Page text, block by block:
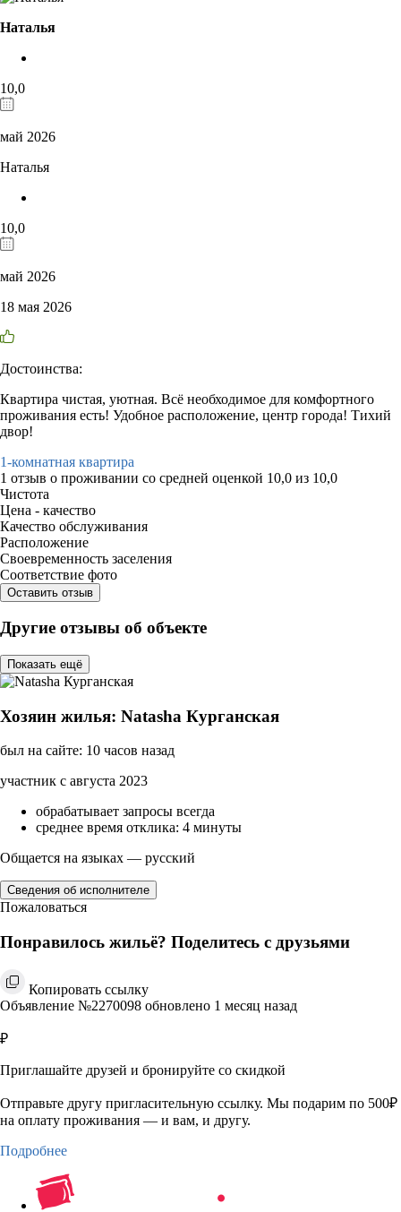
Наталья
10,0
май 2026
Наталья
10,0
май 2026
18 мая 2026
Достоинства:
Квартира чистая, уютная. Всё необходимое для комфортного
проживания есть! Удобное расположение, центр города! Тихий
двор!
1-комнатная квартира
1 отзыв о проживании со средней оценкой 10,0 из 10,0
Чистота
Цена - качество
Качество обслуживания
Расположение
Своевременность заселения
Соответствие фото
Оставить отзыв
Другие отзывы об объекте
Показать ещё
Хозяин жилья: Natasha Курганская
был на сайте: 10 часов назад
участник с августа 2023
обрабатывает запросы всегда
среднее время отклика: 4 минуты
Общается на языках — русский
Сведения об исполнителе
Пожаловаться
Понравилось жильё? Поделитесь с друзьями
Копировать ссылку
Объявление №2270098 обновлено 1 месяц назад
₽
Приглашайте друзей и бронируйте со скидкой
Отправьте другу пригласительную ссылку. Мы подарим по 500₽
на оплату проживания — и вам, и другу.
Подробнее